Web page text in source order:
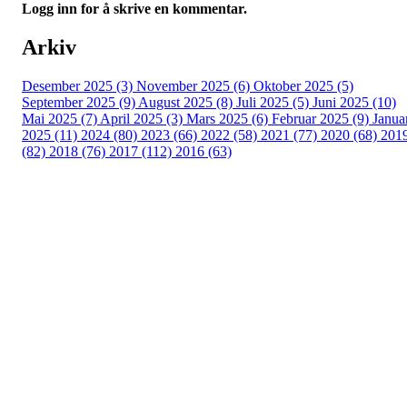
Logg inn for å skrive en kommentar.
Arkiv
Desember 2025 (3) November 2025 (6) Oktober 2025 (5)
September 2025 (9) August 2025 (8) Juli 2025 (5) Juni 2025 (10)
Mai 2025 (7) April 2025 (3) Mars 2025 (6) Februar 2025 (9)
2025 (11) 2024 (80) 2023 (66) 2022 (58) 2021 (77) 2020 (68)
(82) 2018 (76) 2017 (112) 2016 (63)